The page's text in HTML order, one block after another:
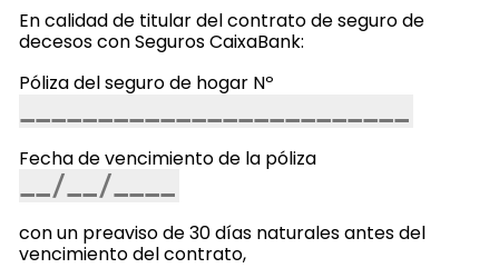
En calidad de titular del contrato de seguro de
decesos con Seguros CaixaBank:
Póliza del seguro de hogar Nº
Fecha de vencimiento de la póliza
con un preaviso de 30 días naturales antes del
vencimiento del contrato,